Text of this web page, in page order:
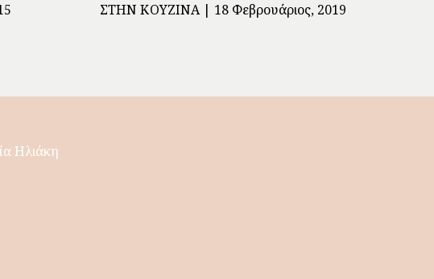
ΣΤΗΝ ΚΟΥΖΊΝΑ 18 Φεβρουάριος, 2019